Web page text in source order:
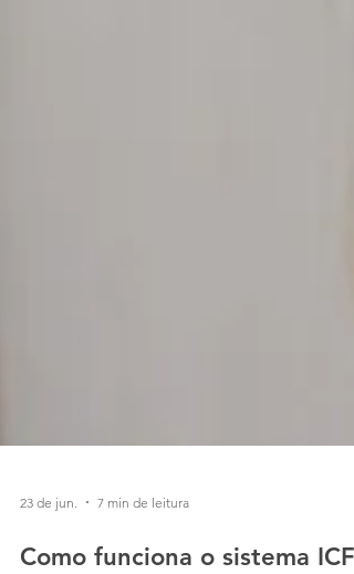
23 de jun. 7 min de leitura